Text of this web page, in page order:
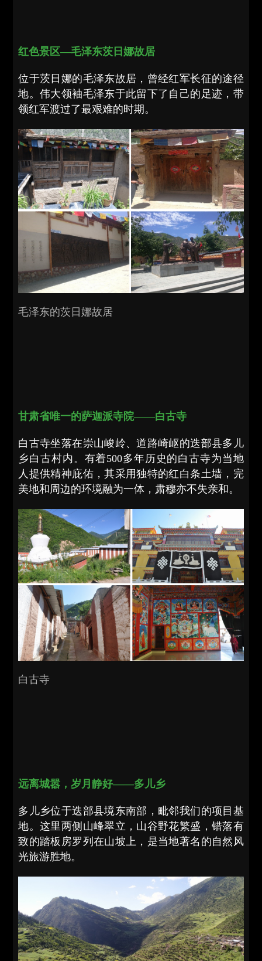
红色景区—毛泽东茨日娜故居
位于茨日娜的毛泽东故居，曾经红军长征的途径
地。伟大领袖毛泽东于此留下了自己的足迹，带
领红军渡过了最艰难的时期。
毛泽东的茨日娜故居
甘肃省唯一的萨迦派寺院——白古寺
白古寺坐落在崇山峻岭、道路崎岖的迭部县多儿
乡白古村内。有着500多年历史的白古寺为当地
人提供精神庇佑，其采用独特的红白条土墙，完
美地和周边的环境融为一体，肃穆亦不失亲和。
白古寺
远离城嚣，岁月静好——多儿乡
多儿乡位于迭部县境东南部，毗邻我们的项目基
地。这里两侧山峰翠立，山谷野花繁盛，错落有
致的踏板房罗列在山坡上，是当地著名的自然风
光旅游胜地。